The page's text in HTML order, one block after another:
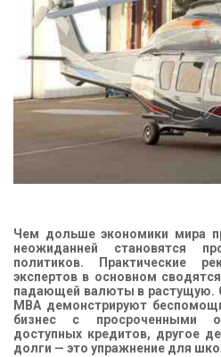
КОНТАКТЫ
Чем дольше экономики мира
неожиданней становятся
политиков. Практические
экспертов в основном
падающей валюты в растущую.
MBA демонстрируют
бизнес с просроченными
доступных кредитов, другое
долги — это упражнение для